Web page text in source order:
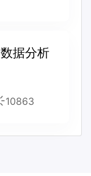
据分析
10863